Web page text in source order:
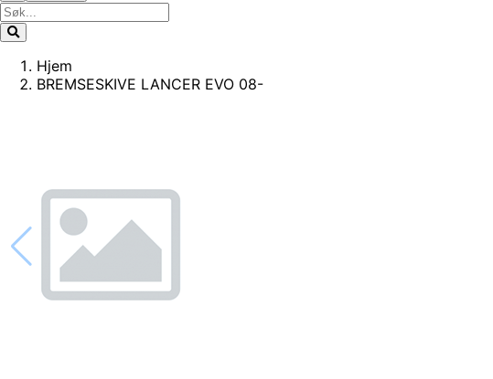
Hjem
BREMSESKIVE LANCER EVO 08-